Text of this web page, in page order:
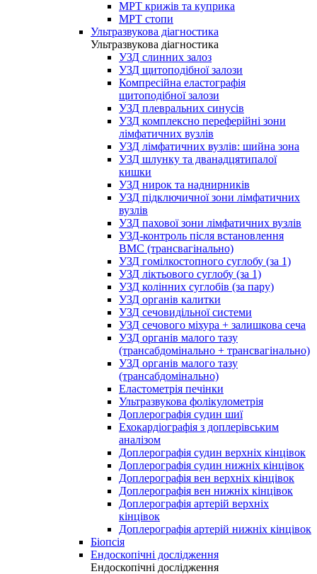
МРТ крижів та куприка
МРТ стопи
Ультразвукова діагностика
Ультразвукова діагностика
УЗД слинних залоз
УЗД щитоподібної залози
Компресійна еластографія
щитоподібної залози
УЗД плевральних синусів
УЗД комплексно переферійні зони
лімфатичних вузлів
УЗД лімфатичних вузлів: шийна зона
УЗД шлунку та дванадцятипалої
кишки
УЗД нирок та наднирників
УЗД підключичної зони лімфатичних
вузлів
УЗД пахової зони лімфатичних вузлів
УЗД-контроль після встановлення
ВМС (трансвагінально)
УЗД гомілкостопного суглобу (за 1)
УЗД ліктьового суглобу (за 1)
УЗД колінних суглобів (за пару)
УЗД органів калитки
УЗД сечовидільної системи
УЗД сечового міхура + залишкова сеча
УЗД органів малого тазу
(трансабдомінально + трансвагінально)
УЗД органів малого тазу
(трансабдомінально)
Еластометрія печінки
Ультразвукова фолікулометрія
Доплерографія судин шиї
Ехокардіографія з доплерівським
аналізом
Доплерографія судин верхніх кінцівок
Доплерографія судин нижніх кінцівок
Доплерографія вен верхніх кінцівок
Доплерографія вен нижніх кінцівок
Доплерографія артерій верхніх
кінцівок
Доплерографія артерій нижніх кінцівок
Біопсія
Ендоскопічні дослідження
Ендоскопічні дослідження